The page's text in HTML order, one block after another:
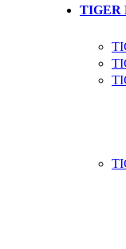
TIGER